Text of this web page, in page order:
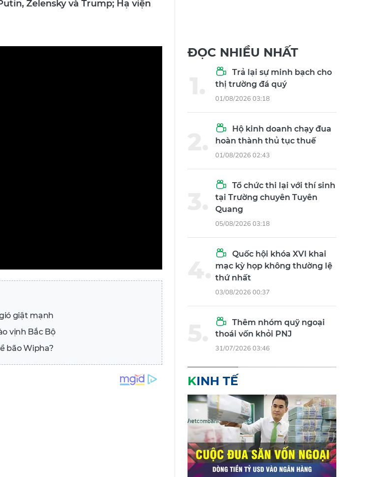
Zelensky và Trump; Hạ viện
gió giật mạnh
vịnh Bắc Bộ
bão Wipha?
ĐỌC NHIỀU NHẤT
Trả lại sự minh bạch cho
thị trường đá quý
01/08/2026 03:18
Hộ kinh doanh chạy đua
hoàn thành thủ tục thuế
01/08/2026 02:43
Tổ chức thi lại với thí sinh
tại Trường chuyên Tuyên
Quang
05/08/2026 03:18
Quốc hội khóa XVI khai
mạc kỳ họp không thường lệ
thứ nhất
03/08/2026 00:37
Thêm nhóm quỹ ngoại
thoái vốn khỏi PNJ
31/07/2026 03:46
KINH TẾ